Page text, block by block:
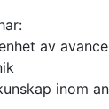
av
inom